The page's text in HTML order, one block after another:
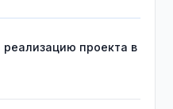
проекта в